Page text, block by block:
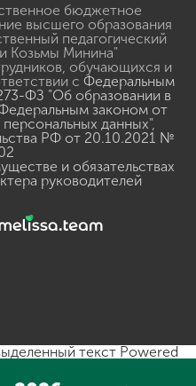
бюджетное
высшего образования
педагогический
Козьмы Минина"
обучающихся и
с Федеральным
ФЗ "Об образовании в
законом от
данных",
РФ от 20.10.2021 №
и обязательствах
руководителей
текст Powered